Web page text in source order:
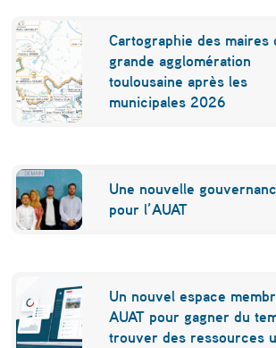
Cartographie des maires
grande agglomération
toulousaine après les
municipales 2026
Une nouvelle
pour l’AUAT
Un nouvel espace
AUAT pour gagner du
trouver des ressources